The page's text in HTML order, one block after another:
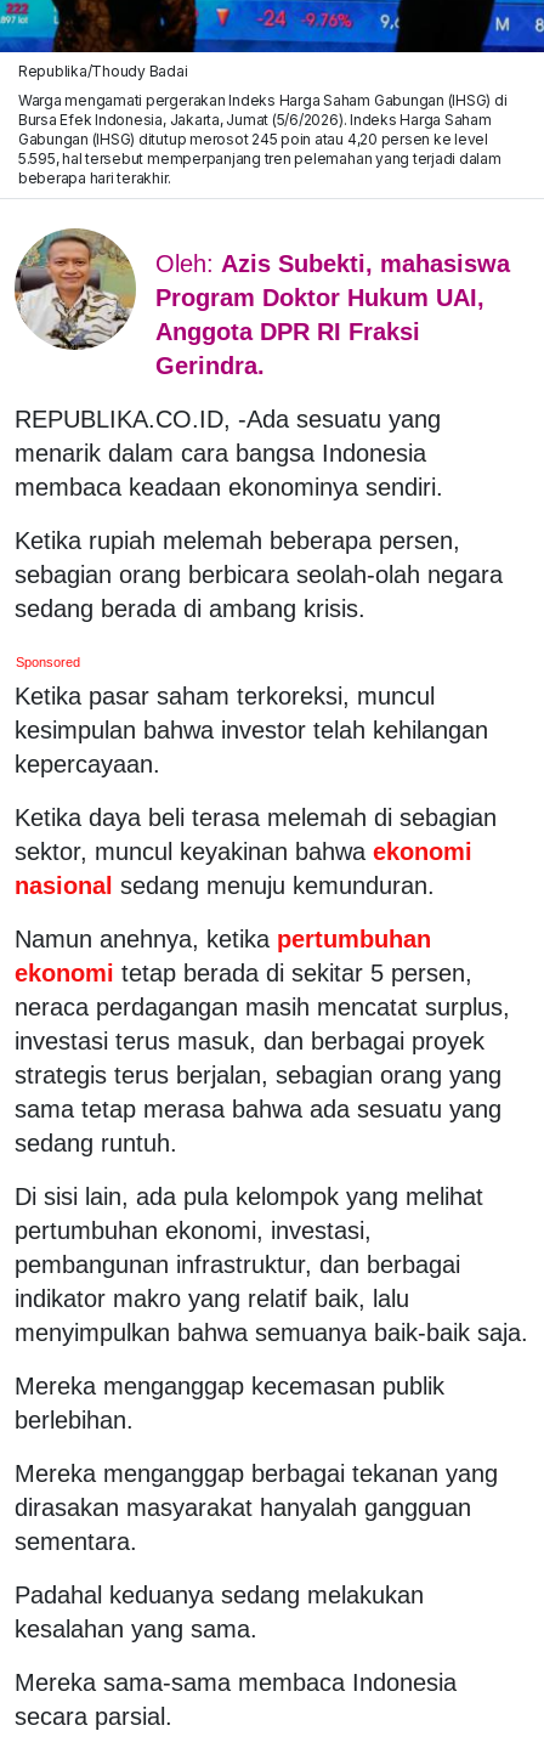
Republika/Thoudy Badai
Warga mengamati pergerakan Indeks Harga Saham Gabungan (IHSG) di
Bursa Efek Indonesia, Jakarta, Jumat (5/6/2026). Indeks Harga Saham
Gabungan (IHSG) ditutup merosot 245 poin atau 4,20 persen ke level
5.595, hal tersebut memperpanjang tren pelemahan yang terjadi dalam
beberapa hari terakhir.
Oleh: Azis Subekti, mahasiswa
Program Doktor Hukum UAI,
Anggota DPR RI Fraksi
Gerindra.
REPUBLIKA.CO.ID, -Ada sesuatu yang
menarik dalam cara bangsa Indonesia
membaca keadaan ekonominya sendiri.
Ketika rupiah melemah beberapa persen,
sebagian orang berbicara seolah-olah negara
sedang berada di ambang krisis.
Sponsored
Ketika pasar saham terkoreksi, muncul
kesimpulan bahwa investor telah kehilangan
kepercayaan.
Ketika daya beli terasa melemah di sebagian
sektor, muncul keyakinan bahwa ekonomi
nasional sedang menuju kemunduran.
Namun anehnya, ketika pertumbuhan
ekonomi tetap berada di sekitar 5 persen,
neraca perdagangan masih mencatat surplus,
investasi terus masuk, dan berbagai proyek
strategis terus berjalan, sebagian orang yang
sama tetap merasa bahwa ada sesuatu yang
sedang runtuh.
Di sisi lain, ada pula kelompok yang melihat
pertumbuhan ekonomi, investasi,
pembangunan infrastruktur, dan berbagai
indikator makro yang relatif baik, lalu
menyimpulkan bahwa semuanya baik-baik saja.
Mereka menganggap kecemasan publik
berlebihan.
Mereka menganggap berbagai tekanan yang
dirasakan masyarakat hanyalah gangguan
sementara.
Padahal keduanya sedang melakukan
kesalahan yang sama.
Mereka sama-sama membaca Indonesia
secara parsial.